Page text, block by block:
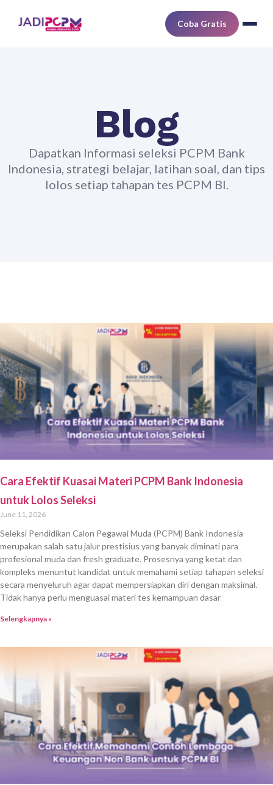
Coba Gratis
Blog
Dapatkan Informasi seleksi PCPM Bank
Indonesia, strategi belajar, latihan soal, dan tips
lolos setiap tahapan tes PCPM BI.
Cara Efektif Kuasai Materi PCPM Bank Indonesia
untuk Lolos Seleksi
June 11, 2026
Seleksi Pendidikan Calon Pegawai Muda (PCPM) Bank Indonesia
merupakan salah satu jalur prestisius yang banyak diminati para
profesional muda dan fresh graduate. Prosesnya yang ketat dan
kompleks menuntut kandidat untuk memahami setiap tahapan seleksi
secara menyeluruh agar dapat mempersiapkan diri dengan maksimal.
Tidak hanya perlu menguasai materi tes kemampuan dasar
Selengkapnya »